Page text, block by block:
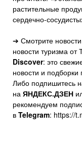
растительные
сердечно-
➔ Смотрите
новости туризма от
Discover: это
новости и
Либо подпишитесь
на ЯНДЕКС.ДЗЕН
рекомендуем
в Telegram: https://